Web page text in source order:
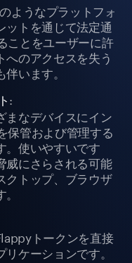
ようなプラットフォ
ットを通じて法定通
ことをユーザーに許
のアクセスを失う
います。
:
まなデバイスにイン
保管および管理する
。使いやすいです
威にさらされる可能
クトップ、ブラウザ
トークンを直接
ケーションです。